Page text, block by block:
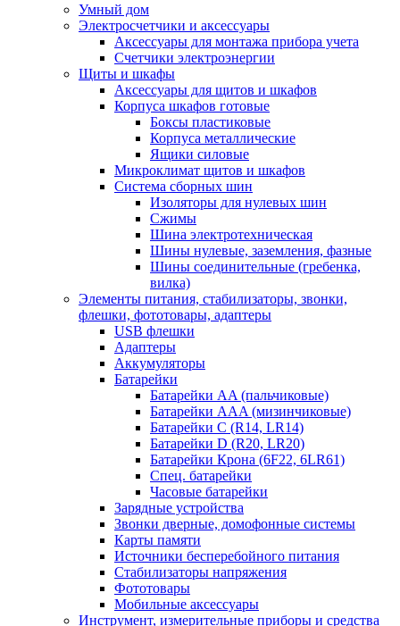
Умный дом
Электросчетчики и аксессуары
Аксессуары для монтажа прибора учета
Счетчики электроэнергии
Щиты и шкафы
Аксессуары для щитов и шкафов
Корпуса шкафов готовые
Боксы пластиковые
Корпуса металлические
Ящики силовые
Микроклимат щитов и шкафов
Система сборных шин
Изоляторы для нулевых шин
Сжимы
Шина электротехническая
Шины нулевые, заземления, фазные
Шины соединительные (гребенка,
вилка)
Элементы питания, стабилизаторы, звонки,
флешки, фототовары, адаптеры
USB флешки
Адаптеры
Аккумуляторы
Батарейки
Батарейки AA (пальчиковые)
Батарейки AAA (мизинчиковые)
Батарейки C (R14, LR14)
Батарейки D (R20, LR20)
Батарейки Крона (6F22, 6LR61)
Спец. батарейки
Часовые батарейки
Зарядные устройства
Звонки дверные, домофонные системы
Карты памяти
Источники бесперебойного питания
Стабилизаторы напряжения
Фототовары
Мобильные аксессуары
Инструмент, измерительные приборы и средства